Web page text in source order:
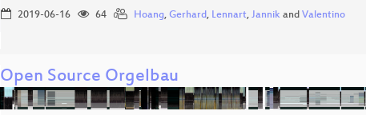
2019-06-16 64 Hoang, Gerhard, Lennart, Jannik and Valentino
Open Source Orgelbau